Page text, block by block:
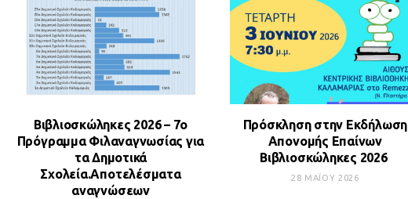
Βιβλιοσκώληκες 2026 – 7ο
Πρόγραμμα Φιλαναγνωσίας για
τα Δημοτικά
Σχολεία.Αποτελέσματα
αναγνώσεων
Πρόσκληση στην Εκδήλωση
Απονομής Επαίνων
Βιβλιοσκώληκες 2026
28 ΜΑΪ́ΟΥ 2026